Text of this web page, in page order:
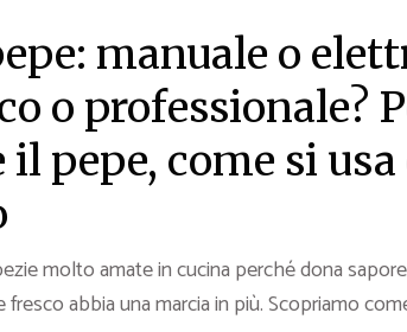
manuale o
o professionale?
pepe, come si usa
molto amate in cucina perché dona
abbia una marcia in più. Scopriamo